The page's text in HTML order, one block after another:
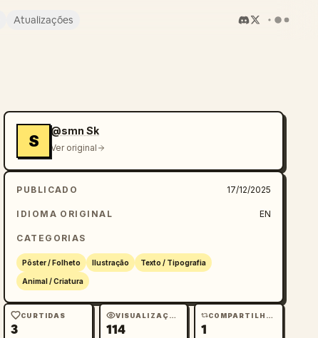
Atualizações
S
@smn Sk
Ver original
PUBLICADO 17/12/2025
IDIOMA ORIGINAL EN
CATEGORIAS
Pôster / Folheto Ilustração Texto / Tipografia
Animal / Criatura
CURTIDAS
3
VISUALIZAÇÕES
114
COMPARTILHAMENTOS
1